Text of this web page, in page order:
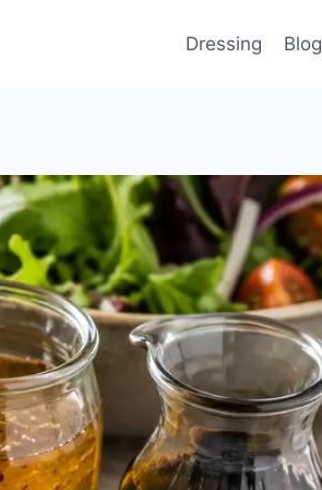
Dressing Blog